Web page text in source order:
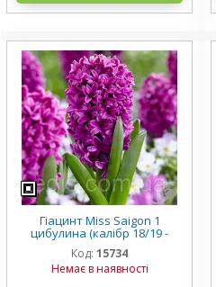
Гіацинт Miss Saigon 1
цибулина (калібр 18/19 -
дуже великий)
Код: 15734
Немає в наявності